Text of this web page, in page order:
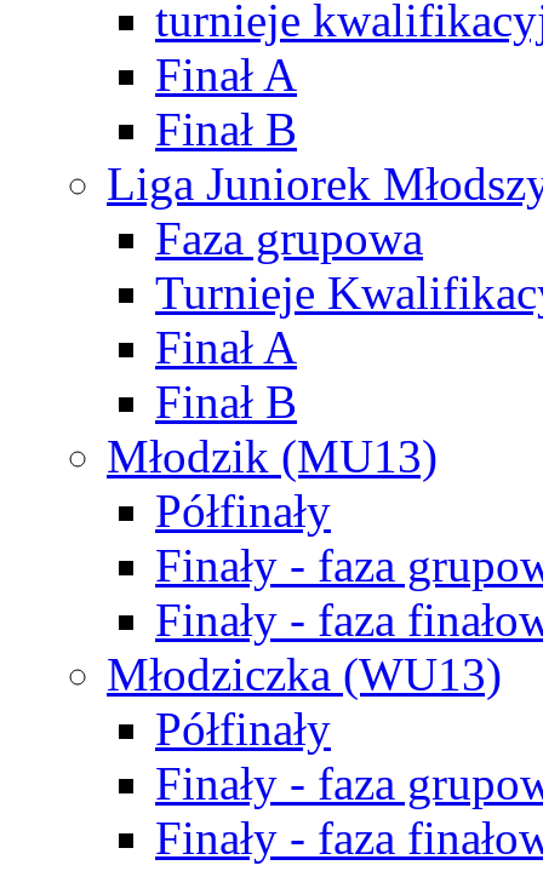
turnieje
Finał A
Finał B
Liga Juniorek
Faza grupowa
Turnieje
Finał A
Finał B
Młodzik (MU13)
Półfinały
Finały - faza
Finały - faza
Młodziczka (WU13)
Półfinały
Finały - faza
Finały - faza